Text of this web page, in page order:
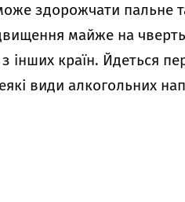
здорожчати пальне
майже на чверть
інших країн. Йдеться
види алкогольних